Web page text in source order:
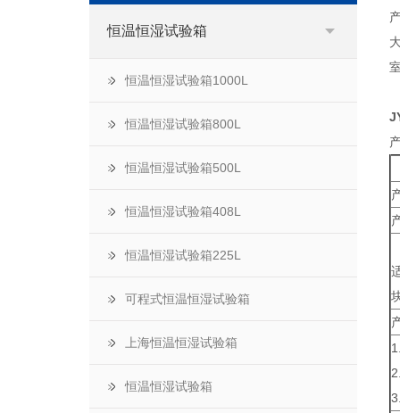
恒温恒湿试验箱
恒温恒湿试验箱1000L
恒温恒湿试验箱800L
恒温恒湿试验箱500L
恒温恒湿试验箱408L
恒温恒湿试验箱225L
可程式恒温恒湿试验箱
上海恒温恒湿试验箱
恒温恒湿试验箱